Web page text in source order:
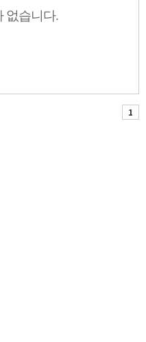
없습니다.
1